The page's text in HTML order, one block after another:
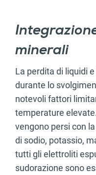
minerali
La perdita di liquidi
durante lo
notevoli fattori
temperature
vengono persi con
di sodio, potassio,
tutti gli elettroliti
sudorazione sono